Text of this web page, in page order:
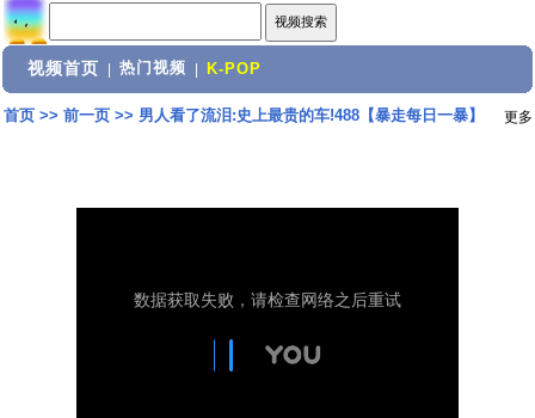
视频首页 热门视频 K-POP
首页>> 前一页>> 男人看了流泪:史上最贵的车!488【暴走每日一暴】 更多